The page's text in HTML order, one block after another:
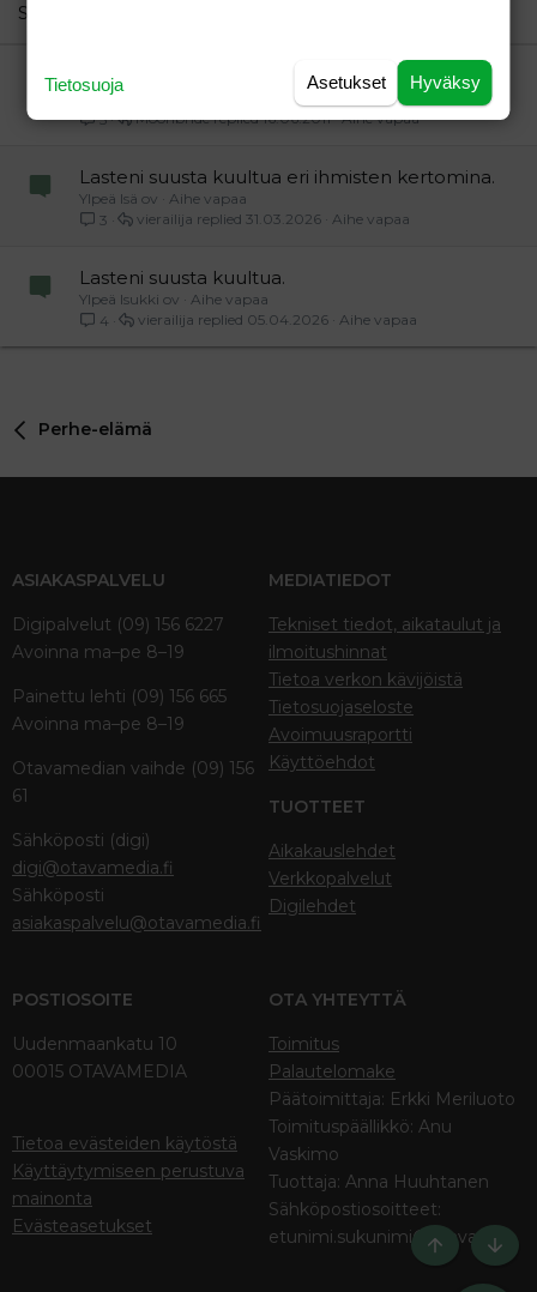
Similar threads
Öljyvärimaalauksen alkeita
Taivaanrannan maalari
Aihe vapaa
5
Aihe vapaa
16.06.2011
Moonbride
Lasteni suusta kuultua eri ihmisten kertomina.
Ylpeä Isä ov
Aihe vapaa
3
Aihe vapaa
31.03.2026
vierailija
Lasteni suusta kuultua.
Ylpeä Isukki ov
Aihe vapaa
4
Aihe vapaa
05.04.2026
vierailija
Perhe-elämä
ASIAKASPALVELU
Digipalvelut (09) 156 6227
Avoinna ma–pe 8–19
Painettu lehti (09) 156 665
Avoinna ma–pe 8–19
Otavamedian vaihde (09) 156
61
Sähköposti (digi)
digi@otavamedia.fi
Sähköposti
asiakaspalvelu@otavamedia.fi
MEDIATIEDOT
Tekniset tiedot, aikataulut ja
ilmoitushinnat
Tietoa verkon kävijöistä
Tietosuojaseloste
Avoimuusraportti
Käyttöehdot
TUOTTEET
Aikakauslehdet
Verkkopalvelut
Digilehdet
POSTIOSOITE
Uudenmaankatu 10
00015 OTAVAMEDIA
Tietoa evästeiden käytöstä
Käyttäytymiseen perustuva
mainonta
Evästeasetukset
OTA YHTEYTTÄ
Toimitus
Palautelomake
Päätoimittaja: Erkki Meriluoto
Toimituspäällikkö: Anu
Vaskimo
Tuottaja: Anna Huuhtanen
Sähköpostiosoitteet:
etunimi.sukunimi@otava.fi
Ylös
Hyväksy
Asetukset
Tietosuoja